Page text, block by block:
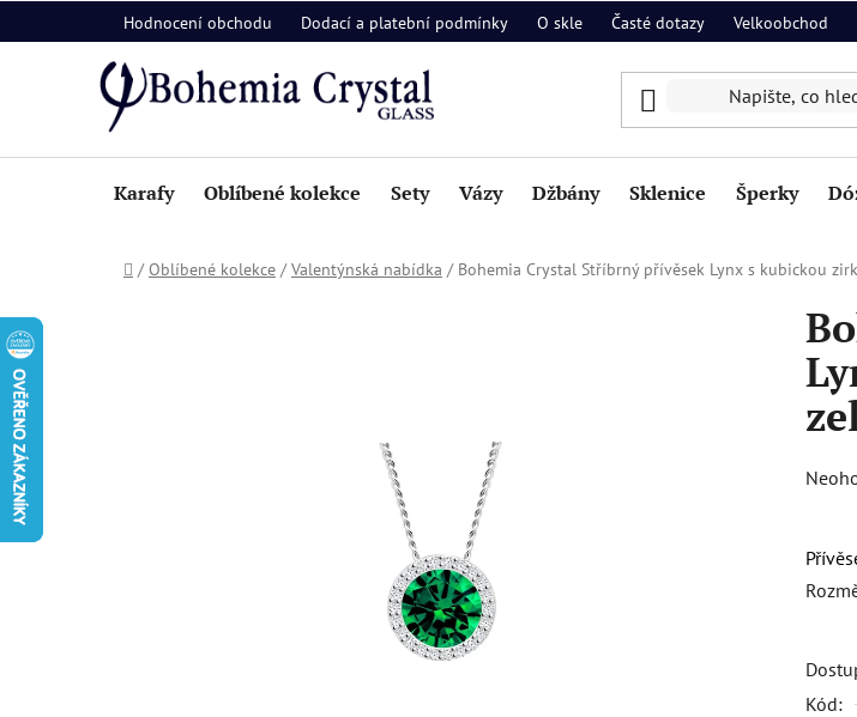
na
Hodnocení obchodu Dodací a platební podmínky O skle Časté dotazy Velkoobchod
Karafy Oblíbené kolekce Sety Vázy Džbány Sklenice Šperky
Domů
/ Oblíbené kolekce / Valentýnská nabídka / Bohemia Crystal Stříbrný přívěsek Lynx s kubickou
je
0,0
5
Kód: